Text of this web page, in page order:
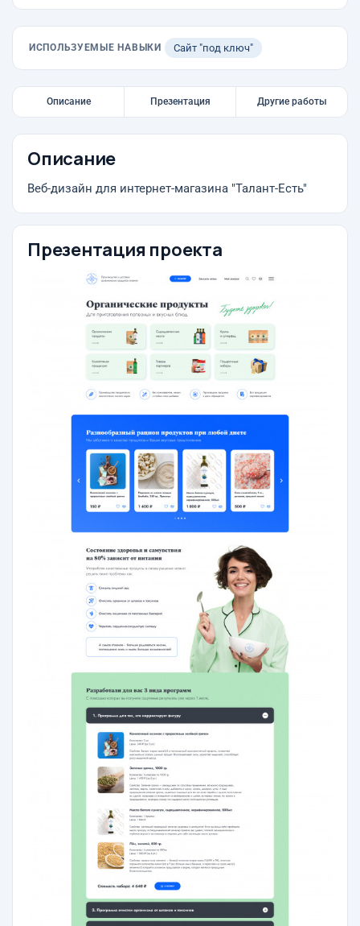
ИСПОЛЬЗУЕМЫЕ НАВЫКИ Сайт "под ключ"
Описание Презентация Другие работы
Описание
Веб-дизайн для интернет-магазина "Талант-Есть"
Презентация проекта